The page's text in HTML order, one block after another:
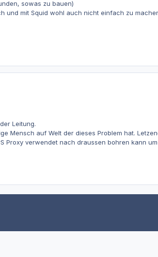
sowas zu bauen)
und mit Squid wohl auch nicht einfach zu
Leitung.
Mensch auf Welt der dieses Problem hat.
Proxy verwendet nach draussen bohren kann